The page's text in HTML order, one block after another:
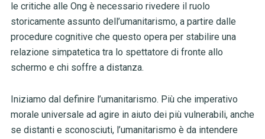
le critiche alle Ong è necessario rivedere il ruolo
storicamente assunto dell’umanitarismo, a partire dalle
procedure cognitive che questo opera per stabilire una
relazione simpatetica tra lo spettatore di fronte allo
schermo e chi soffre a distanza.
Iniziamo dal definire l’umanitarismo. Più che imperativo
morale universale ad agire in aiuto dei più vulnerabili, anche
se distanti e sconosciuti, l’umanitarismo è da intendere